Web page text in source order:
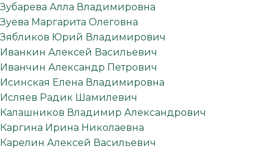
Зубарева Алла Владимировна
Зуева Маргарита Олеговна
Зябликов Юрий Владимирович
Иванкин Алексей Васильевич
Иванчин Александр Петрович
Исинская Елена Владимировна
Исляев Радик Шамилевич
Калашников Владимир Александрович
Каргина Ирина Николаевна
Карелин Алексей Васильевич